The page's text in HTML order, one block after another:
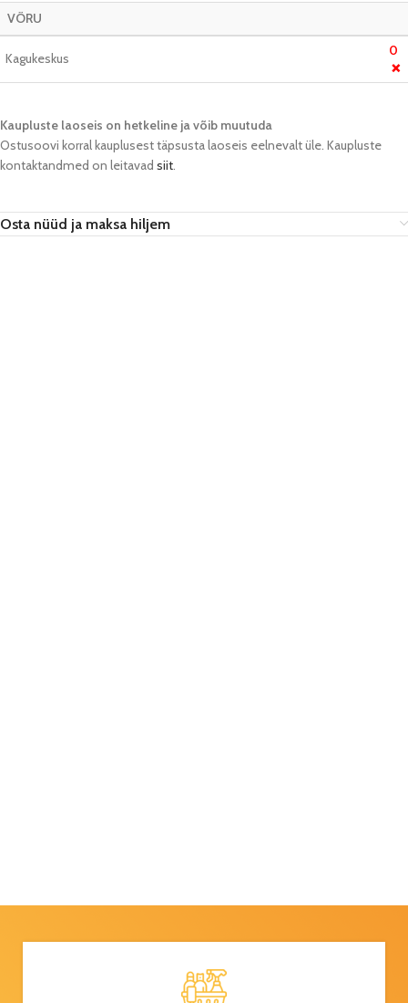
VÕRU
Kagukeskus 0
❌
Kaupluste laoseis on hetkeline ja võib muutuda​
Ostusoovi korral kauplusest täpsusta laoseis eelnevalt üle. Kaupluste
kontaktandmed on leitavad siit.
Osta nüüd ja maksa hiljem